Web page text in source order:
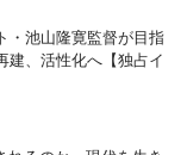
・池山隆寛監督が目指
、活性化へ【独占イ